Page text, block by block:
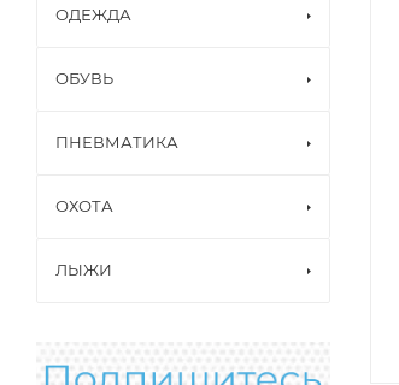
ОДЕЖДА
ОБУВЬ
ПНЕВМАТИКА
ОХОТА
ЛЫЖИ